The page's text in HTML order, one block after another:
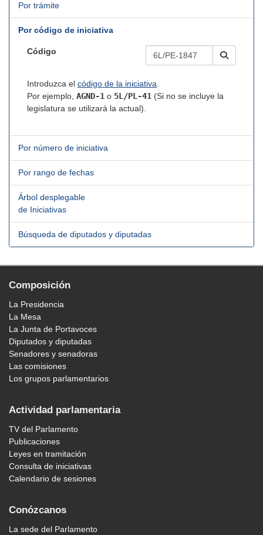
Por trámite
Por código de iniciativa
Código
Introduzca el código de la iniciativa.
Por ejemplo, AGND-1 o 5L/PL-41 (Si no se incluye la
legislatura se utilizará la actual).
Por número de iniciativa
Por rango de fechas
Árbol desplegable
de Iniciativas
Búsqueda de diputados y diputadas
Composición
La Presidencia
La Mesa
La Junta de Portavoces
Diputados y diputadas
Senadores y senadoras
Las comisiones
Los grupos parlamentarios
Actividad parlamentaria
TV del Parlamento
Publicaciones
Leyes en tramitación
Consulta de iniciativas
Calendario de sesiones
Conózcanos
La sede del Parlamento